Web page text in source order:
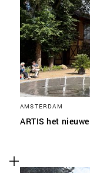
AMSTERDAM
ARTIS het